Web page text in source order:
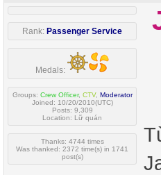
Rank: Passenger Service
Medals:
Groups: Crew Officer, CTV, Moderator
Joined: 10/20/2010(UTC)
Posts: 9,309
Location: Lữ quán
Thanks: 4744 times
Was thanked: 2372 time(s) in 1741
post(s)